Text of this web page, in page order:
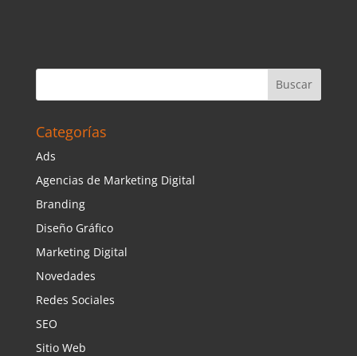
Categorías
Ads
Agencias de Marketing Digital
Branding
Diseño Gráfico
Marketing Digital
Novedades
Redes Sociales
SEO
Sitio Web